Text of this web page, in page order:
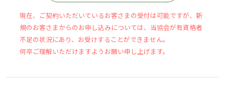
現在、ご契約いただいているお客さまの受付は可能ですが、新
規のお客さまからのお申し込みについては、当協会が有資格者
不足の状況にあり、お受けすることができません。
何卒ご理解いただけますようお願い申し上げます。